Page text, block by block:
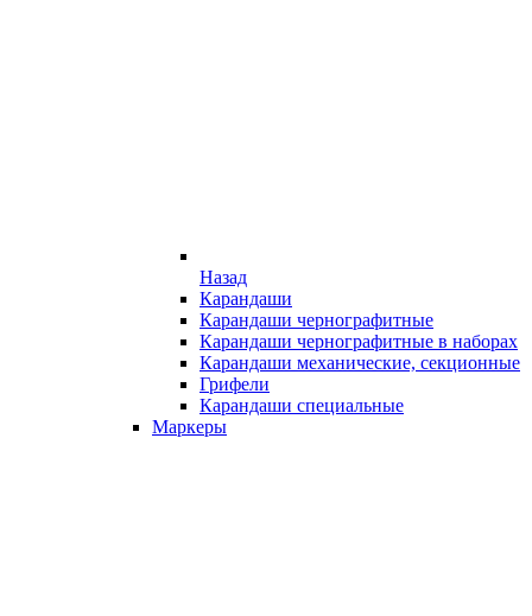
Назад
Карандаши
Карандаши чернографитные
Карандаши чернографитные в наборах
Карандаши механические, секционные
Грифели
Карандаши специальные
Маркеры